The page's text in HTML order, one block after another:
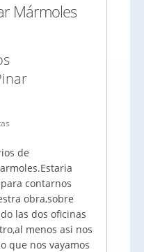
Mármoles
de
contarnos
obra,sobre
las dos oficinas
menos asi nos
que nos vayamos